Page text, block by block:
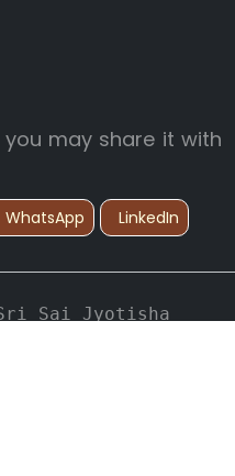
may share it with
WhatsApp LinkedIn
Sai Jyotisha